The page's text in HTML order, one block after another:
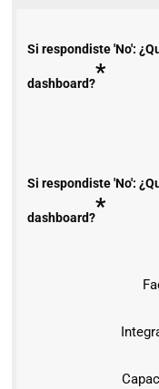
Si respondiste 'No':
dashboard?*
Si respondiste 'No':
dashboard?*